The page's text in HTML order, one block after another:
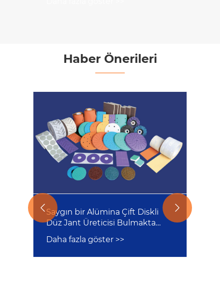
Haber Önerileri
Saygın bir Alümina Çift Diskli
Düz Jant Üreticisi Bulmakta
Zorlanıyor musunuz? Bu Şirketi
Düşünün
Daha fazla göster >>
 